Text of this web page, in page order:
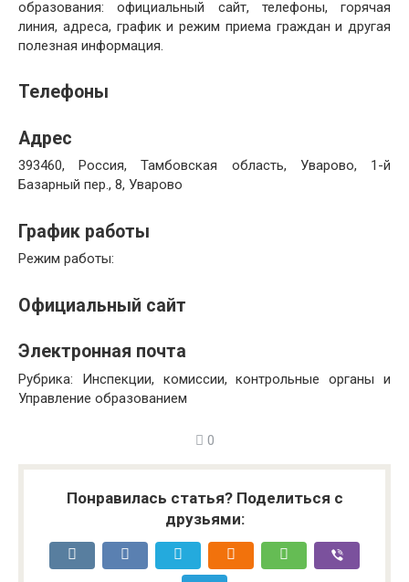
образования: официальный сайт, телефоны, горячая
линия, адреса, график и режим приема граждан и другая
полезная информация.
Телефоны
Адрес
393460, Россия, Тамбовская область, Уварово, 1-й
Базарный пер., 8, Уварово
График работы
Режим работы:
Официальный сайт
Электронная почта
Рубрика: Инспекции, комиссии, контрольные органы и
Управление образованием
0
Понравилась статья? Поделиться с
друзьями: